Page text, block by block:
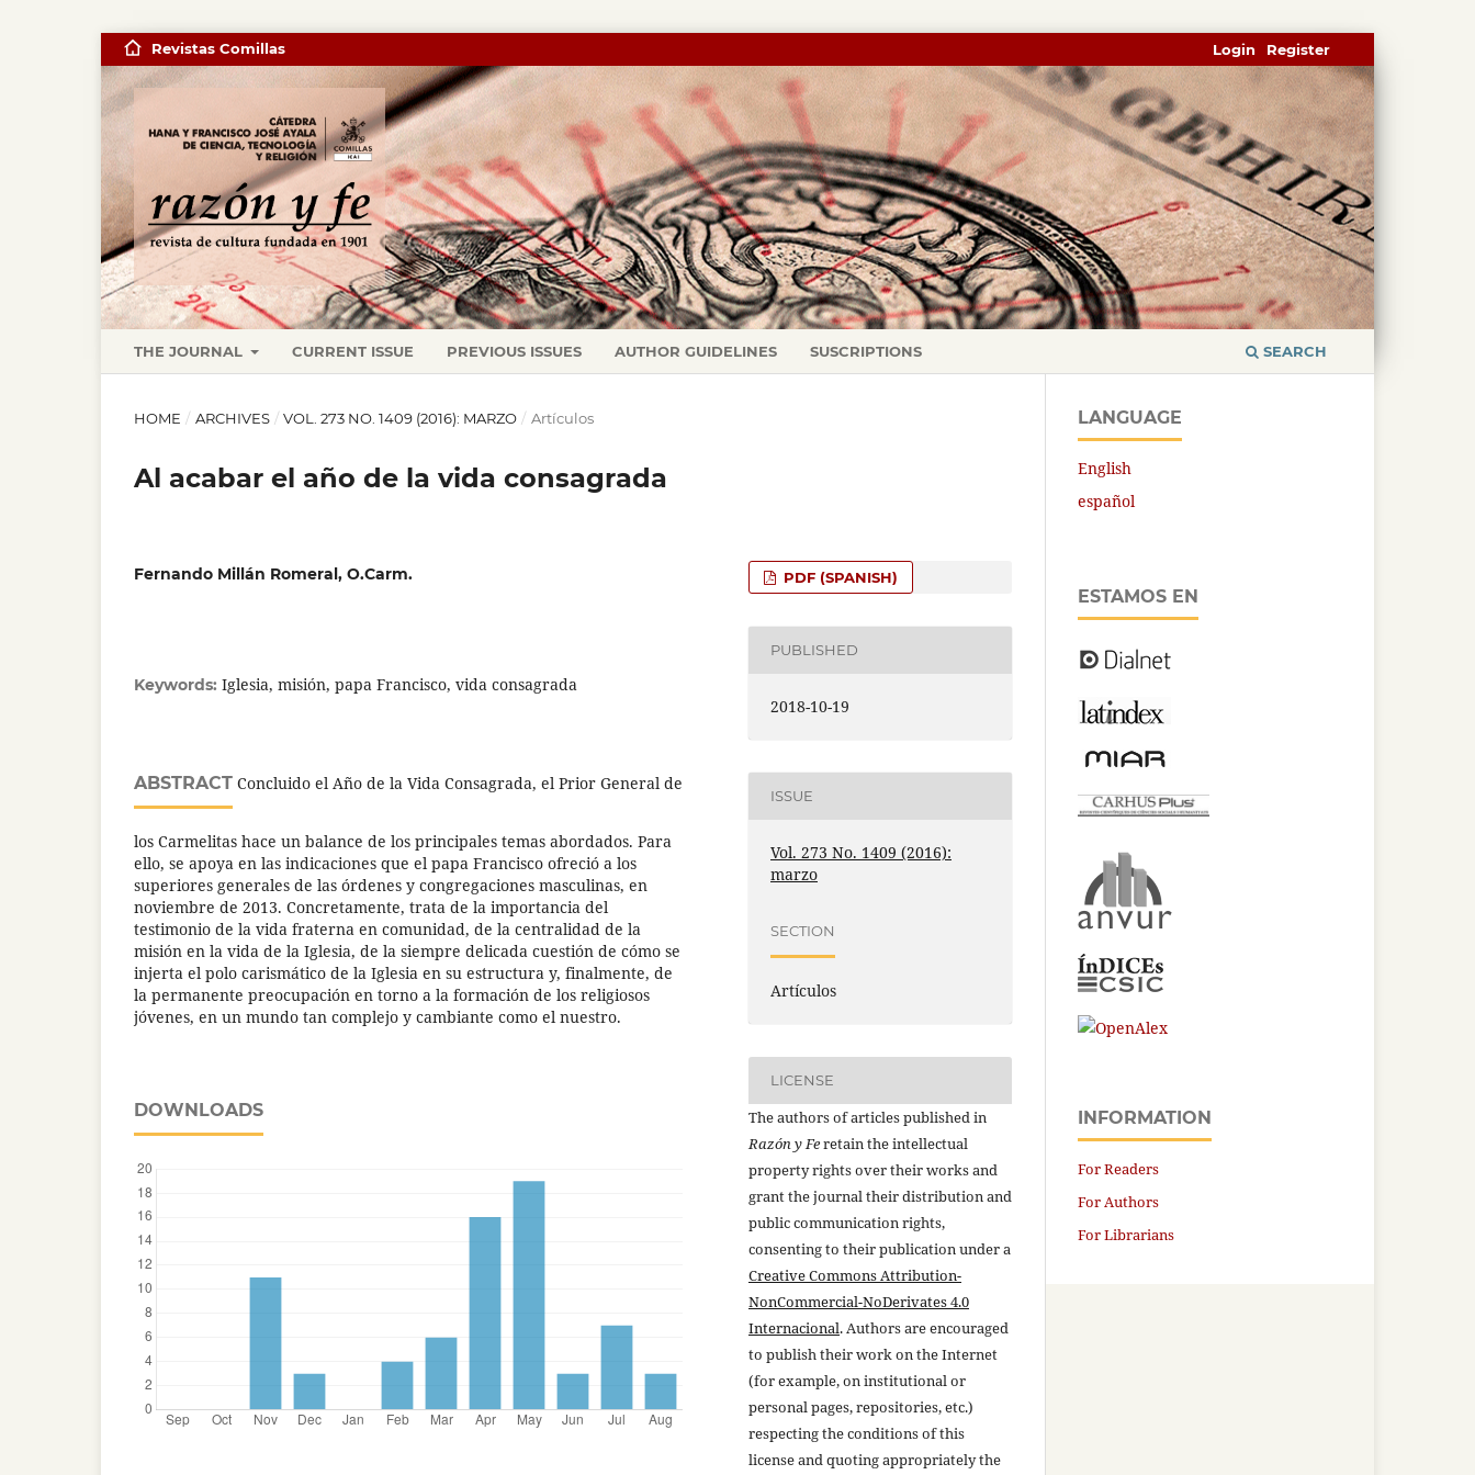
THE JOURNAL CURRENT ISSUE PREVIOUS ISSUES AUTHOR GUIDELINES SUSCRIPTIONS SEARCH
Revistas Comillas Register
Login
HOME / ARCHIVES / VOL. 273 NO. 1409 (2016): MARZO / Artículos
Al acabar el año de la vida consagrada
Fernando Millán Romeral, O.Carm.
Keywords: Iglesia, misión, papa Francisco, vida consagrada
ABSTRACT Concluido el Año de la Vida Consagrada, el Prior General de
los Carmelitas hace un balance de los principales temas abordados. Para
ello, se apoya en las indicaciones que el papa Francisco ofreció a los
superiores generales de las órdenes y congregaciones masculinas, en
noviembre de 2013. Concretamente, trata de la importancia del
testimonio de la vida fraterna en comunidad, de la centralidad de la
misión en la vida de la Iglesia, de la siempre delicada cuestión de cómo se
injerta el polo carismático de la Iglesia en su estructura y, finalmente, de
la permanente preocupación en torno a la formación de los religiosos
jóvenes, en un mundo tan complejo y cambiante como el nuestro.
DOWNLOADS
PDF (SPANISH)
PUBLISHED
2018-10-19
ISSUE
Vol. 273 No. 1409 (2016):
marzo
SECTION
Artículos
LICENSE
The authors of articles published in
Razón y Feretain the intellectual
property rights over their works and
grant the journal their distribution and
public communication rights,
consenting to their publication under a
Creative Commons Attribution-
NonCommercial-NoDerivates 4.0
Internacional. Authors are encouraged
to publish their work on the Internet
(for example, on institutional or
personal pages, repositories, etc.)
respecting the conditions of this
license and quoting appropriately the
LANGUAGE
English
español
ESTAMOS EN
INFORMATION
For Readers
For Authors
For Librarians